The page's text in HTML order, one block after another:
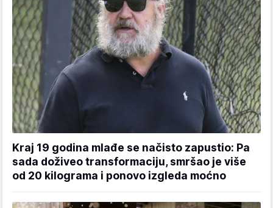
Kraj 19 godina mlađe se načisto zapustio: Pa
sada doživeo transformaciju, smršao je više
od 20 kilograma i ponovo izgleda moćno